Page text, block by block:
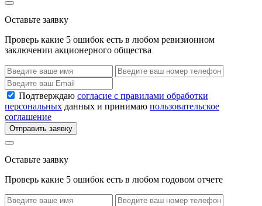
Оставьте заявку
Проверь какие 5 ошибок есть в любом ревизионном
заключении акционерного общества
Подтверждаю согласие с правилами обработки
персональных данных и принимаю пользовательское
соглашение
Отправить заявку
Оставьте заявку
Проверь какие 5 ошибок есть в любом годовом отчете